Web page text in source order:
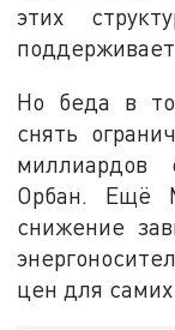
этих
Но беда в
снять
миллиардов
Орбан. Ещё
снижение
цен для самих